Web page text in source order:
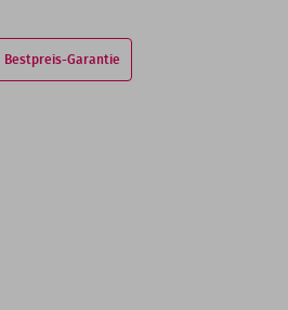
Bestpreis-Garantie